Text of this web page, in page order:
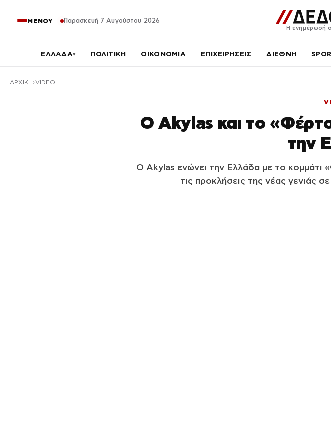
ΜΕΝΟΥ Παρασκευή 7 Αυγούστου 2026
Η ενημέρωσή
ΕΛΛΑΔΑ▾ ΠΟΛΙΤΙΚΗ ΟΙΚΟΝΟΜΙΑ ΕΠΙΧΕΙΡΗΣΕΙΣ ΔΙΕΘΝΗ
ΑΡΧΙΚΉ VIDEO
Ο Akylas και το
την
Ο Akylas ενώνει την Ελλάδα με το κομμάτι
τις προκλήσεις της νέας γενιάς